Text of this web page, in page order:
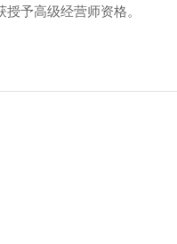
予高级经营师资格。